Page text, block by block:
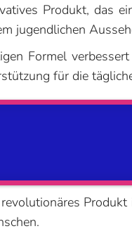
Produkt, das
jugendlichen
Formel
für die